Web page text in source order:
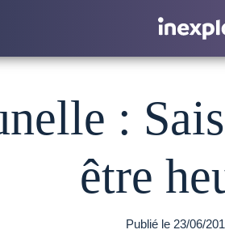
:
être
Publié le 23/06/